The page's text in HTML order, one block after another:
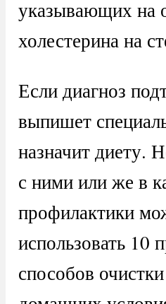
указывающих на
холестерина на
Если диагноз
выпишет
назначит диету.
с ними или же в
профилактики
использовать 10
способов